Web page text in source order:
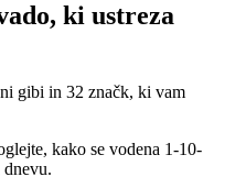
ki ustreza
gibi in 32 značk, ki vam
kako se vodena 1-10-